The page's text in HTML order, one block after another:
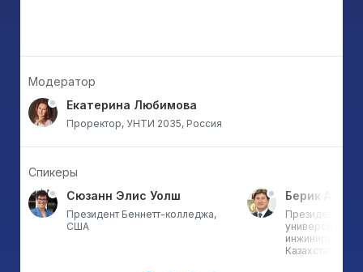
Модератор
Екатерина Любимова
Проректор, УНТИ 2035, Россия
Спикеры
Сюзанн Элис Уолш
Президент Беннетт-колледжа,
США
Берик
Президент
университета
инжиниринга
Казахстан